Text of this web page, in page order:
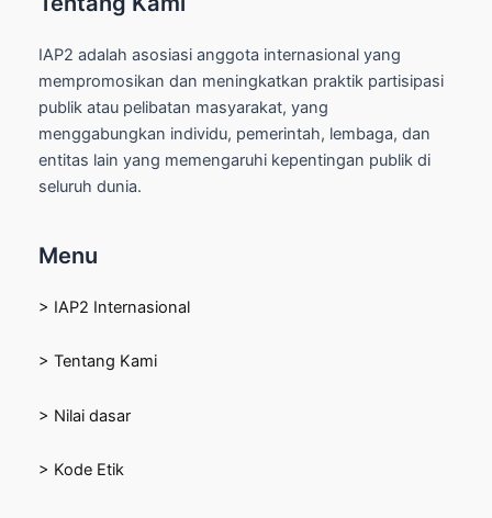
IAP2 adalah asosiasi anggota internasional yang
mempromosikan dan meningkatkan praktik partisipasi
publik atau pelibatan masyarakat, yang
menggabungkan individu, pemerintah, lembaga, dan
entitas lain yang memengaruhi kepentingan publik di
seluruh dunia.
Menu
> IAP2 Internasional
> Tentang Kami
> Nilai dasar
> Kode Etik